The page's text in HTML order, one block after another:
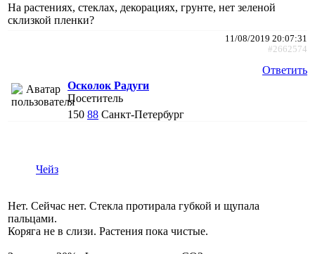
На растениях, стеклах, декорациях, грунте, нет зеленой
склизкой пленки?
11/08/2019 20:07:31
#2662574
Ответить
Осколок Радуги
Посетитель
150 88 Санкт-Петербург
Чейз
Нет. Сейчас нет. Стекла протирала губкой и щупала
пальцами.
Коряга не в слизи. Растения пока чистые.